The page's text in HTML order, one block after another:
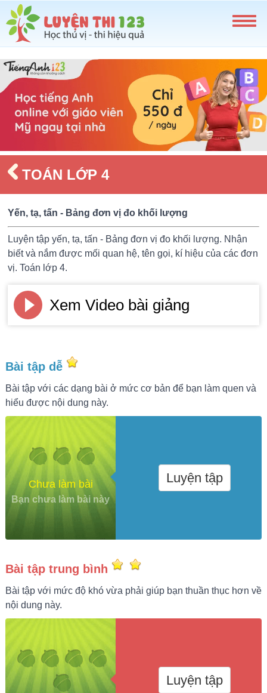
TOÁN LỚP 4
Yến, tạ, tấn - Bảng đơn vị đo khối lượng
Luyện tập yến, tạ, tấn - Bảng đơn vị đo khối lượng. Nhận
biết và nắm được mối quan hệ, tên gọi, kí hiệu của các đơn
vị. Toán lớp 4.
Xem Video bài giảng
Bài tập dễ
Bài tập với các dạng bài ở mức cơ bản để bạn làm quen và
hiểu được nội dung này.
Chưa làm bài
Bạn chưa làm bài này
Luyện tập
Bài tập trung bình
Bài tập với mức độ khó vừa phải giúp bạn thuần thục hơn về
nội dung này.
Luyện tập